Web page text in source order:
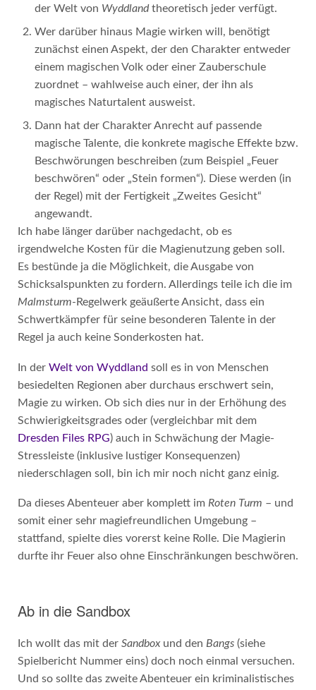
der Welt von Wyddlandtheoretisch jeder verfügt.
Wer darüber hinaus Magie wirken will, benötigt
zunächst einen Aspekt, der den Charakter entweder
einem magischen Volk oder einer Zauberschule
zuordnet – wahlweise auch einer, der ihn als
magisches Naturtalent ausweist.
Dann hat der Charakter Anrecht auf passende
magische Talente, die konkrete magische Effekte bzw.
Beschwörungen beschreiben (zum Beispiel „Feuer
beschwören“ oder „Stein formen“). Diese werden (in
der Regel) mit der Fertigkeit „Zweites Gesicht“
angewandt.
Ich habe länger darüber nachgedacht, ob es
irgendwelche Kosten für die Magienutzung geben soll.
Es bestünde ja die Möglichkeit, die Ausgabe von
Schicksalspunkten zu fordern. Allerdings teile ich die im
Malmsturm-Regelwerk geäußerte Ansicht, dass ein
Schwertkämpfer für seine besonderen Talente in der
Regel ja auch keine Sonderkosten hat.
In der Welt von Wyddland soll es in von Menschen
besiedelten Regionen aber durchaus erschwert sein,
Magie zu wirken. Ob sich dies nur in der Erhöhung des
Schwierigkeitsgrades oder (vergleichbar mit dem
Dresden Files RPG) auch in Schwächung der Magie-
Stressleiste (inklusive lustiger Konsequenzen)
niederschlagen soll, bin ich mir noch nicht ganz einig.
Da dieses Abenteuer aber komplett im Roten Turm – und
somit einer sehr magiefreundlichen Umgebung –
stattfand, spielte dies vorerst keine Rolle. Die Magierin
durfte ihr Feuer also ohne Einschränkungen beschwören.
Ab in die Sandbox
Ich wollt das mit der Sandboxund den Bangs(siehe
Spielbericht Nummer eins) doch noch einmal versuchen.
Und so sollte das zweite Abenteuer ein kriminalistisches